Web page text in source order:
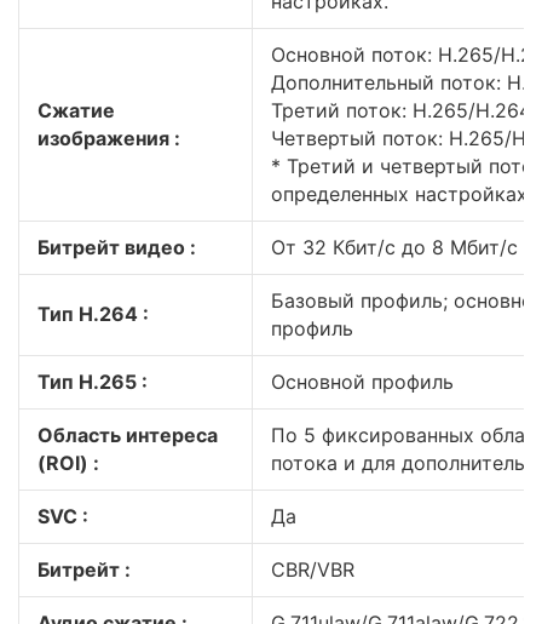
Сжатие
изображения :
Основной поток: H.265/
Дополнительный поток:
Третий поток: H.265/H.264
Четвертый поток: H.265/
* Третий и четвертый
определенных настройках.
Битрейт видео : От 32 Кбит/с до 8 Мбит/с
Тип H.264 :
Базовый профиль;
профиль
Тип H.265 : Основной профиль
Область интереса
(ROI) :
По 5 фиксированных
потока и для
SVC : Да
Битрейт : CBR/VBR